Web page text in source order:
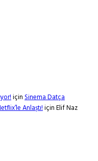
içinSinema Datça
Anlaştı!içinElif Naz